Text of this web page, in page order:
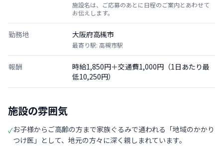
施設名は、ご応募のあとに日程のご案内とあわせて
お伝えします。
勤務地 大阪府高槻市
最寄り駅: 高槻市駅
報酬
時給1,850円＋交通費1,000円（1日あたり最
低10,250円）
施設の雰囲気
✓お子様からご高齢の方まで家族ぐるみで通われる「地域のかかり
つけ医」として、地元の方々に深く親しまれています。